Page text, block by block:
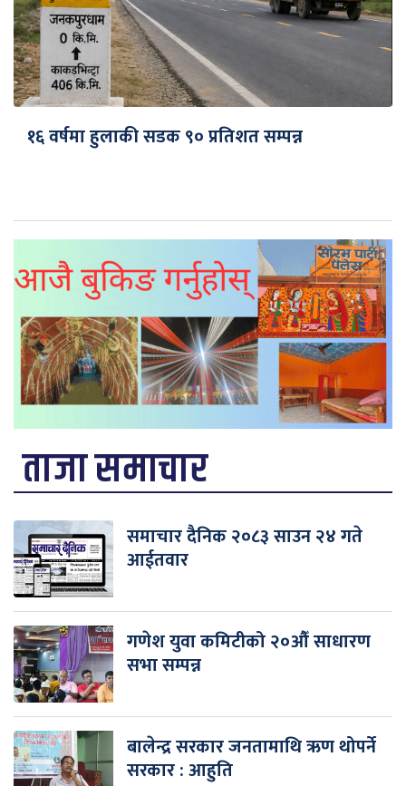
१६ वर्षमा हुलाकी सडक ९० प्रतिशत सम्पन्न
ताजा समाचार
समाचार दैनिक २०८३ साउन २४ गते
आईतवार
गणेश युवा कमिटीको २०औँ साधारण
सभा सम्पन्न
बालेन्द्र सरकार जनतामाथि ऋण थोपर्ने
सरकार : आहुति